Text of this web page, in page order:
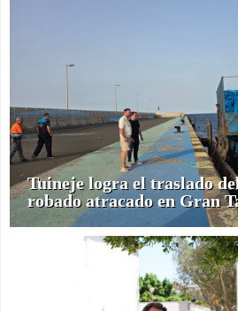
Tuineje logra el traslado
robado atracado en Gran